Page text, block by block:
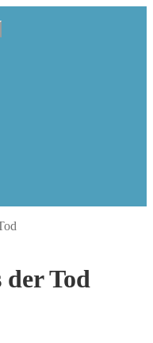
der Tod